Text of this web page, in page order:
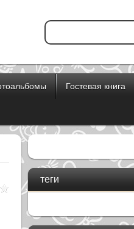
Гостевая книга
теги